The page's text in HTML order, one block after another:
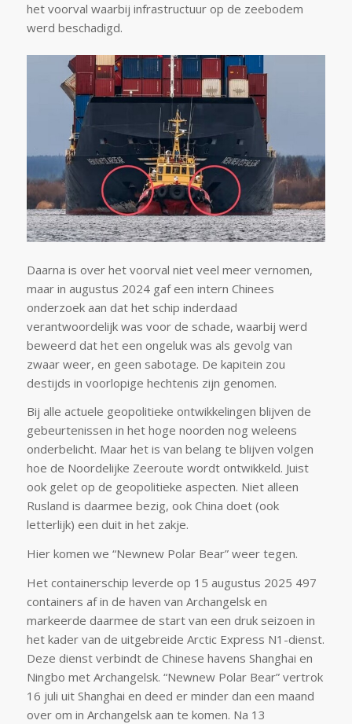
het voorval waarbij infrastructuur op de zeebodem
werd beschadigd.
Daarna is over het voorval niet veel meer vernomen,
maar in augustus 2024 gaf een intern Chinees
onderzoek aan dat het schip inderdaad
verantwoordelijk was voor de schade, waarbij werd
beweerd dat het een ongeluk was als gevolg van
zwaar weer, en geen sabotage. De kapitein zou
destijds in voorlopige hechtenis zijn genomen.
Bij alle actuele geopolitieke ontwikkelingen blijven de
gebeurtenissen in het hoge noorden nog weleens
onderbelicht. Maar het is van belang te blijven volgen
hoe de Noordelijke Zeeroute wordt ontwikkeld. Juist
ook gelet op de geopolitieke aspecten. Niet alleen
Rusland is daarmee bezig, ook China doet (ook
letterlijk) een duit in het zakje.
Hier komen we “Newnew Polar Bear” weer tegen.
Het containerschip leverde op 15 augustus 2025 497
containers af in de haven van Archangelsk en
markeerde daarmee de start van een druk seizoen in
het kader van de uitgebreide Arctic Express N1-dienst.
Deze dienst verbindt de Chinese havens Shanghai en
Ningbo met Archangelsk. “Newnew Polar Bear” vertrok
16 juli uit Shanghai en deed er minder dan een maand
over om in Archangelsk aan te komen. Na 13